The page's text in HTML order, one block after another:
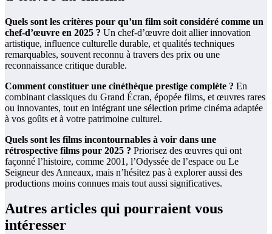
Quels sont les critères pour qu’un film soit considéré comme un
chef-d’œuvre en 2025 ? Un chef-d’œuvre doit allier innovation
artistique, influence culturelle durable, et qualités techniques
remarquables, souvent reconnu à travers des prix ou une
reconnaissance critique durable.
Comment constituer une cinéthèque prestige complète ? En
combinant classiques du Grand Écran, épopée films, et œuvres rares
ou innovantes, tout en intégrant une sélection prime cinéma adaptée
à vos goûts et à votre patrimoine culturel.
Quels sont les films incontournables à voir dans une
rétrospective films pour 2025 ? Priorisez des œuvres qui ont
façonné l’histoire, comme 2001, l’Odyssée de l’espace ou Le
Seigneur des Anneaux, mais n’hésitez pas à explorer aussi des
productions moins connues mais tout aussi significatives.
Autres articles qui pourraient vous
intéresser